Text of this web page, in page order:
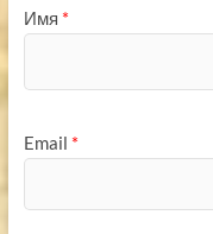
Имя *
Email *